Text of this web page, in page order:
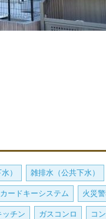
） 雑排水（公共下水）
カードキーシステム 火災
ッチン ガスコンロ コ